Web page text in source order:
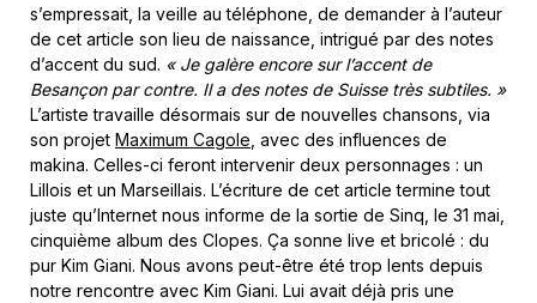
s’empressait, la veille au téléphone, de demander à l’auteur
de cet article son lieu de naissance, intrigué par des notes
d’accent du sud. « Je galère encore sur l’accent de
Besançon par contre. Il a des notes de Suisse très subtiles. »
L’artiste travaille désormais sur de nouvelles chansons, via
son projet Maximum Cagole , avec des influences de
makina. Celles-ci feront intervenir deux personnages : un
Lillois et un Marseillais. L’écriture de cet article termine tout
juste qu’Internet nous informe de la sortie de Sinq, le 31 mai,
cinquième album des Clopes. Ça sonne live et bricolé : du
pur Kim Giani. Nous avons peut-être été trop lents depuis
notre rencontre avec Kim Giani. Lui avait déjà pris une